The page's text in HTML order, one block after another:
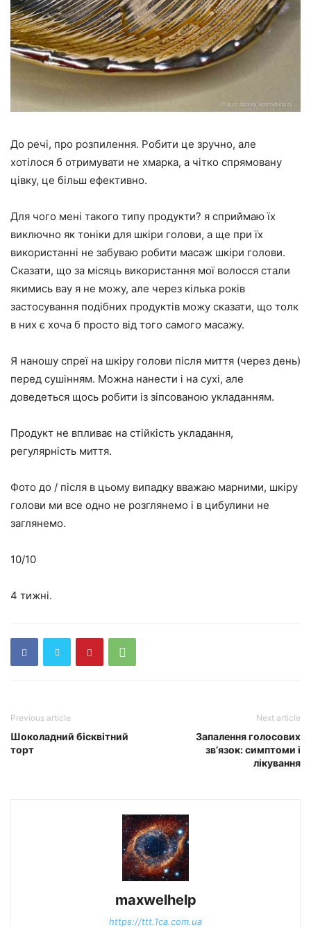
До речі, про розпилення. Робити це зручно, але
хотілося б отримувати не хмарка, а чітко спрямовану
цівку, це більш ефективно.
Для чого мені такого типу продукти? я сприймаю їх
виключно як тоніки для шкіри голови, а ще при їх
використанні не забуваю робити масаж шкіри голови.
Сказати, що за місяць використання мої волосся стали
якимись вау я не можу, але через кілька років
застосування подібних продуктів можу сказати, що толк
в них є хоча б просто від того самого масажу.
Я наношу спреї на шкіру голови після миття (через день)
перед сушінням. Можна нанести і на сухі, але
доведеться щось робити із зіпсованою укладанням.
Продукт не впливає на стійкість укладання,
регулярність миття.
Фото до / після в цьому випадку вважаю марними, шкіру
голови ми все одно не розглянемо і в цибулини не
заглянемо.
10/10
4 тижні.
Previous article
Шоколадний бісквітний
торт
Next article
Запалення голосових
зв’язок: симптоми і
лікування
maxwelhelp
https://ttt.1ca.com.ua